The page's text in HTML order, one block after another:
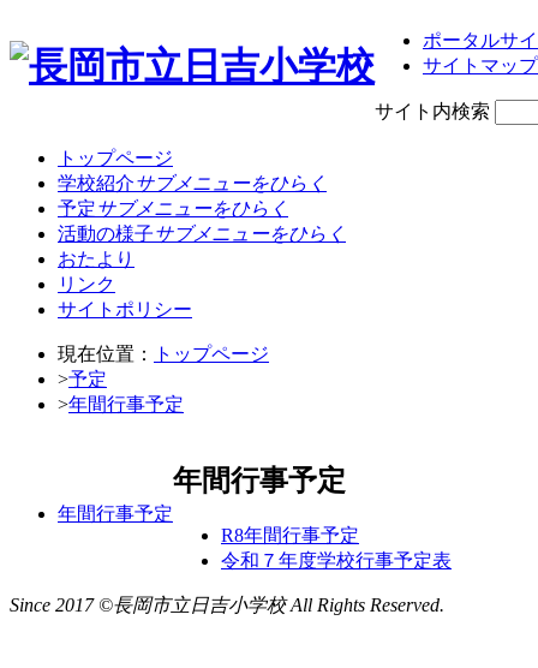
ポータルサ
サイトマップ
サイト内検索
トップページ
学校紹介サブメニューをひらく
予定サブメニューをひらく
活動の様子サブメニューをひらく
おたより
リンク
サイトポリシー
現在位置：
トップページ
>予定
>年間行事予定
年間行事予定
年間行事予定
R8年間行事予定
令和７年度学校行事予定表
Since 2017 ©長岡市立日吉小学校 All Rights Reserved.